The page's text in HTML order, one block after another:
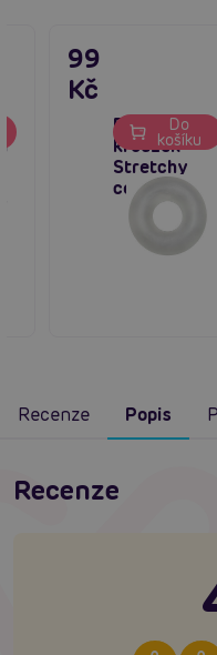
Erekční
kroužek
Stretchy
cockring
99
Kč
Do
košíku
Recenze Popis
Recenze